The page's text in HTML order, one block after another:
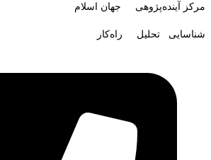
مرکز آینده‌پژوهی جهان اسلام
شناسایی تحلیل راه‌کار